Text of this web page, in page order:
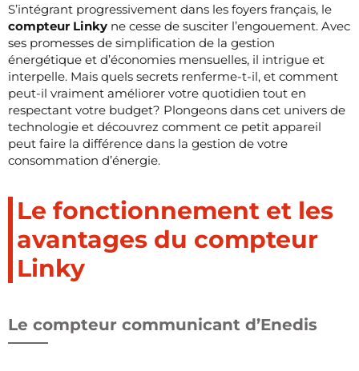
S’intégrant progressivement dans les foyers français, le
compteur Linky ne cesse de susciter l’engouement. Avec
ses promesses de simplification de la gestion
énergétique et d’économies mensuelles, il intrigue et
interpelle. Mais quels secrets renferme-t-il, et comment
peut-il vraiment améliorer votre quotidien tout en
respectant votre budget? Plongeons dans cet univers de
technologie et découvrez comment ce petit appareil
peut faire la différence dans la gestion de votre
consommation d’énergie.
Le fonctionnement et les
avantages du compteur
Linky
Le compteur communicant d’Enedis